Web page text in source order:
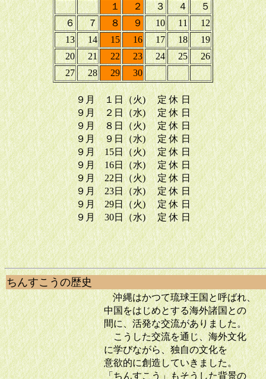
１
２ ３ ４ ５
６ ７ ８ ９ 10 11 12
13 14 15 16 17 18 19
20 21 22 23 24 25 26
27 28 29 30
９月 １日（火) 定 休 日
９月 ２日（水) 定 休 日
９月 ８日（火) 定 休 日
９月 ９日（水) 定 休 日
９月 15日（火) 定 休 日
９月 16日（水) 定 休 日
９月 22日（火) 定 休 日
９月 23日（水) 定 休 日
９月 29日（火) 定 休 日
９月 30日（水) 定 休 日
ちんすこうの歴史
沖縄はかつて琉球王国と呼ばれ、
中国をはじめとする海外諸国との
間に、活発な交流がありました。
こうした交流を通じ、海外文化
に学びながら、独自の文化を
意欲的に創造していきました。
「ちんすこう」もそうした背景の